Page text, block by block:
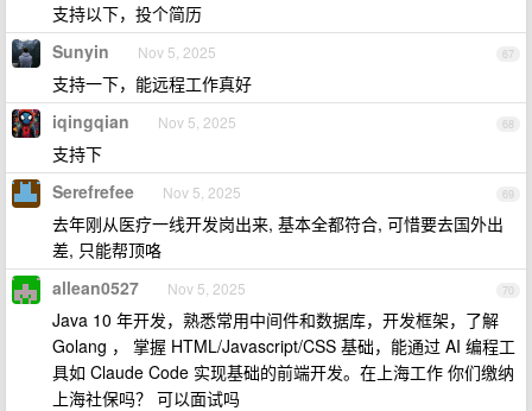
支持以下，投个简历
67
Sunyin Nov 5, 2025
支持一下，能远程工作真好
68
iqingqian Nov 5, 2025
支持下
69
Serefrefee Nov 5, 2025
去年刚从医疗一线开发岗出来, 基本全都符合, 可惜要去国外出
差, 只能帮顶咯
70
allean0527 Nov 5, 2025
Java 10 年开发，熟悉常用中间件和数据库，开发框架，了解
Golang ， 掌握 HTML/Javascript/CSS 基础，能通过 AI 编程工
具如 Claude Code 实现基础的前端开发。在上海工作 你们缴纳
上海社保吗？ 可以面试吗